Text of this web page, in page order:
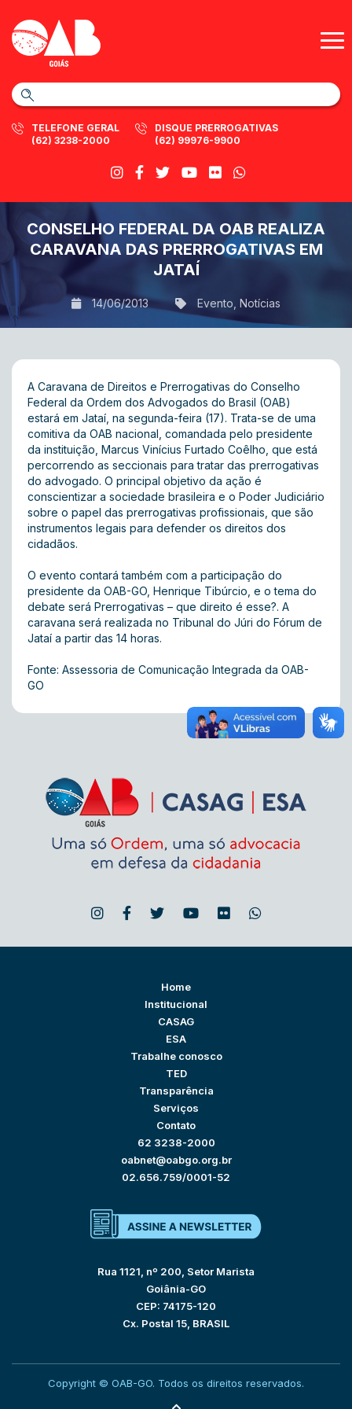
TELEFONE GERAL
(62) 3238-2000
DISQUE PRERROGATIVAS
(62) 99976-9900
CONSELHO FEDERAL DA OAB REALIZA
CARAVANA DAS PRERROGATIVAS EM
JATAÍ
14/06/2013 Evento Notícias
A Caravana de Direitos e Prerrogativas do Conselho
Federal da Ordem dos Advogados do Brasil (OAB)
estará em Jataí, na segunda-feira (17). Trata-se de uma
comitiva da OAB nacional, comandada pelo presidente
da instituição, Marcus Vinícius Furtado Coêlho, que está
percorrendo as seccionais para tratar das prerrogativas
do advogado. O principal objetivo da ação é
conscientizar a sociedade brasileira e o Poder Judiciário
sobre o papel das prerrogativas profissionais, que são
instrumentos legais para defender os direitos dos
cidadãos.
O evento contará também com a participação do
presidente da OAB-GO, Henrique Tibúrcio, e o tema do
debate será Prerrogativas – que direito é esse?. A
caravana será realizada no Tribunal do Júri do Fórum de
Jataí a partir das 14 horas.
Fonte: Assessoria de Comunicação Integrada da OAB-
GO
Home
Institucional
CASAG
ESA
Trabalhe conosco
TED
Transparência
Serviços
Contato
62 3238-2000
oabnet@oabgo.org.br
02.656.759/0001-52
Rua 1121, nº 200, Setor Marista
Goiânia-GO
CEP: 74175-120
Cx. Postal 15, BRASIL
Copyright © OAB-GO. Todos os direitos reservados.